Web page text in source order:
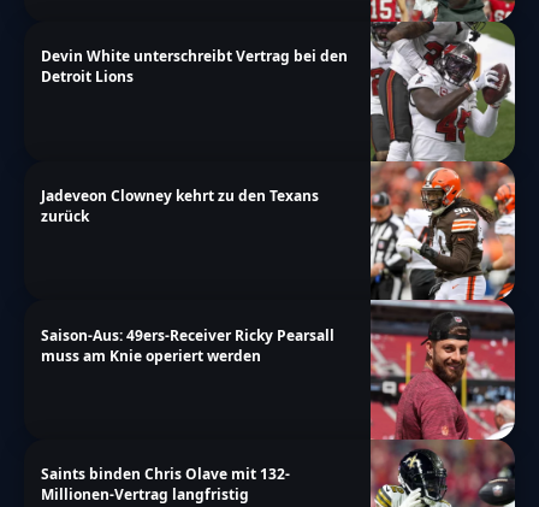
Devin White unterschreibt Vertrag bei den
Detroit Lions
Jadeveon Clowney kehrt zu den Texans
zurück
Saison-Aus: 49ers-Receiver Ricky Pearsall
muss am Knie operiert werden
Saints binden Chris Olave mit 132-
Millionen-Vertrag langfristig